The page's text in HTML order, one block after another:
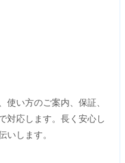
使い方のご案内、保証、
対応します。長く安心し
いします。